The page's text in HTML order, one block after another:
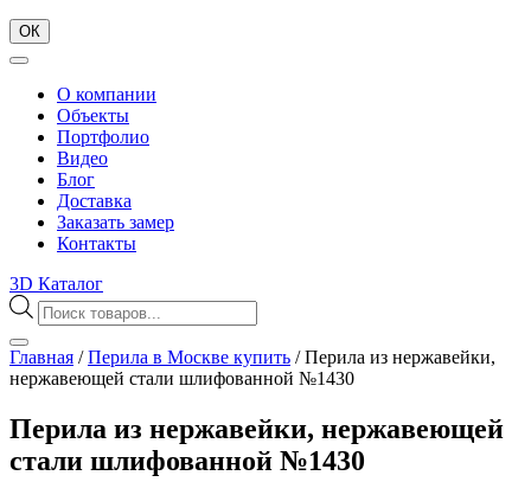
ОК
О компании
Объекты
Портфолио
Видео
Блог
Доставка
Заказать замер
Контакты
3D Каталог
Поиск
товаров
Главная /Перила в Москве купить /Перила из нержавейки,
нержавеющей стали шлифованной №1430
Перила из нержавейки, нержавеющей
стали шлифованной №1430